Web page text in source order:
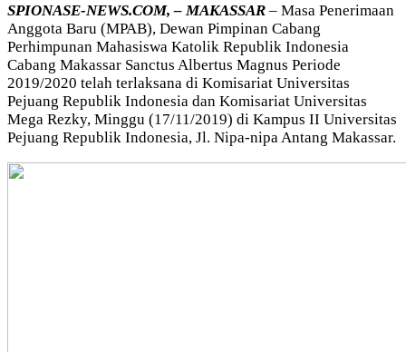
SPIONASE-NEWS.COM, – MAKASSAR – Masa Penerimaan
Anggota Baru (MPAB), Dewan Pimpinan Cabang
Perhimpunan Mahasiswa Katolik Republik Indonesia
Cabang Makassar Sanctus Albertus Magnus Periode
2019/2020 telah terlaksana di Komisariat Universitas
Pejuang Republik Indonesia dan Komisariat Universitas
Mega Rezky, Minggu (17/11/2019) di Kampus II Universitas
Pejuang Republik Indonesia, Jl. Nipa-nipa Antang Makassar.